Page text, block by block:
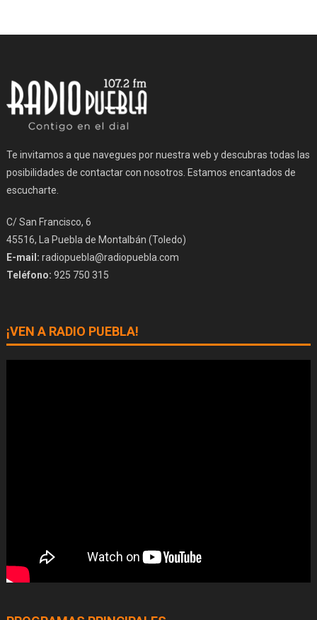
Te invitamos a que navegues por nuestra web y descubras todas las
posibilidades de contactar con nosotros. Estamos encantados de
escucharte.
C/ San Francisco, 6
45516, La Puebla de Montalbán (Toledo)
E-mail: radiopuebla@radiopuebla.com
Teléfono: 925 750 315
¡VEN A RADIO PUEBLA!